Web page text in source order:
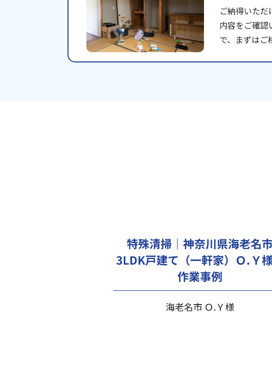
ご納得いた
内容をご確認
で、まずはご
特殊清掃｜神奈川県海老名
3LDK戸建て（一軒家）Ｏ.Ｙ
作業事例
海老名市 Ｏ.Ｙ様